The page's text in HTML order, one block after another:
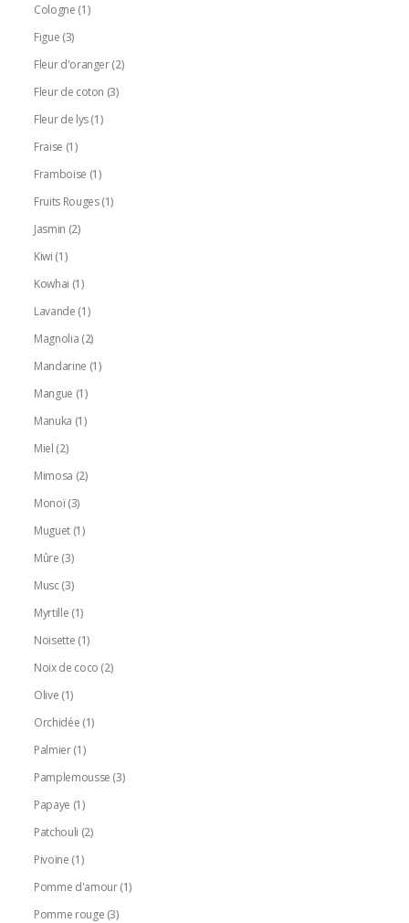
Cologne (1)
Figue (3)
Fleur d'oranger(2)
Fleur de coton (3)
Fleur de lys(1)
Fraise (1)
Framboise (1)
Fruits Rouges (1)
Jasmin (2)
Kiwi (1)
Kowhai (1)
Lavande (1)
Magnolia (2)
Mandarine (1)
Mangue (1)
Manuka (1)
Miel (2)
Mimosa (2)
Monoï (3)
Muguet (1)
Mûre (3)
Musc(3)
Myrtille (1)
Noisette (1)
Noix de coco (2)
Olive (1)
Orchidée (1)
Palmier(1)
Pamplemousse (3)
Papaye (1)
Patchouli (2)
Pivoine (1)
Pomme d'amour (1)
Pomme rouge (3)